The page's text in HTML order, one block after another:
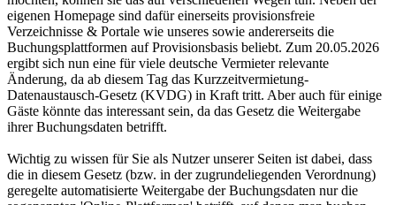
eigenen Homepage sind dafür einerseits provisionsfreie
Verzeichnisse & Portale wie unseres sowie andererseits die
Buchungsplattformen auf Provisionsbasis beliebt. Zum 20.05.2026
ergibt sich nun eine für viele deutsche Vermieter relevante
Änderung, da ab diesem Tag das Kurzzeitvermietung-
Datenaustausch-Gesetz (KVDG) in Kraft tritt. Aber auch für einige
Gäste könnte das interessant sein, da das Gesetz die Weitergabe
ihrer Buchungsdaten betrifft.
Wichtig zu wissen für Sie als Nutzer unserer Seiten ist dabei, dass
die in diesem Gesetz (bzw. in der zugrundeliegenden Verordnung)
geregelte automatisierte Weitergabe der Buchungsdaten nur die